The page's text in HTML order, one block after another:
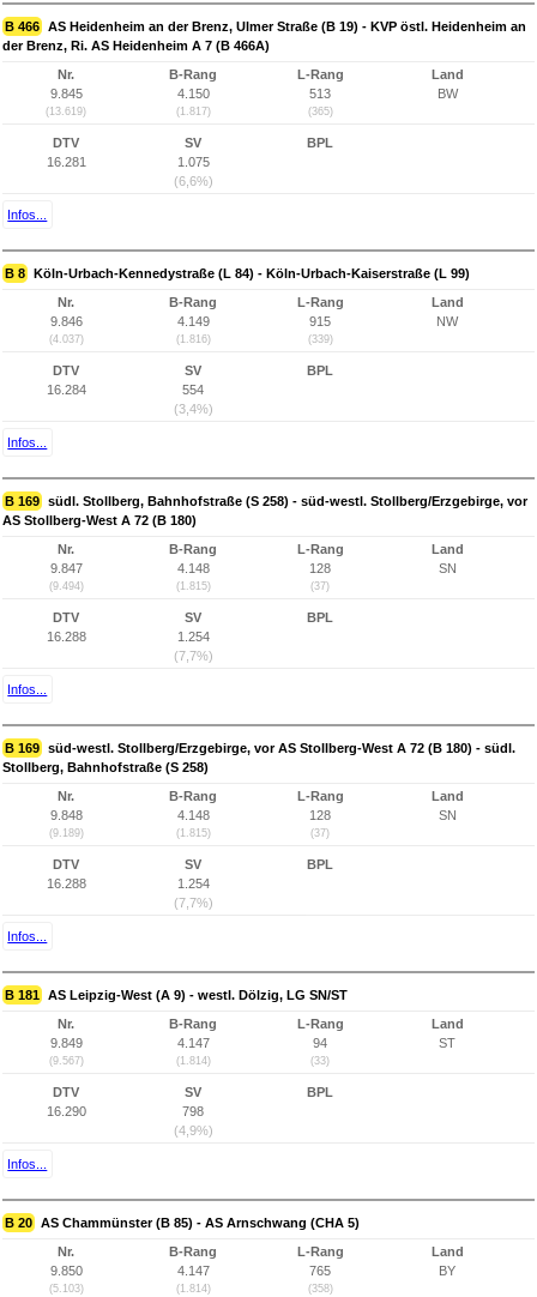
B 466 AS Heidenheim an der Brenz, Ulmer Straße (B 19) - KVP östl. Heidenheim an
der Brenz, Ri. AS Heidenheim A 7 (B 466A)
Nr.
9.845
(13.619)
B-Rang
4.150
(1.817)
L-Rang
513
(365)
Land
BW
DTV
16.281
SV
1.075
(6,6%)
BPL
Infos...
B 8 Köln-Urbach-Kennedystraße (L 84) - Köln-Urbach-Kaiserstraße (L 99)
Nr.
9.846
(4.037)
B-Rang
4.149
(1.816)
L-Rang
915
(339)
Land
NW
DTV
16.284
SV
554
(3,4%)
BPL
Infos...
B 169 südl. Stollberg, Bahnhofstraße (S 258) - süd-westl. Stollberg/Erzgebirge, vor
AS Stollberg-West A 72 (B 180)
Nr.
9.847
(9.494)
B-Rang
4.148
(1.815)
L-Rang
128
(37)
Land
SN
DTV
16.288
SV
1.254
(7,7%)
BPL
Infos...
B 169 süd-westl. Stollberg/Erzgebirge, vor AS Stollberg-West A 72 (B 180) - südl.
Stollberg, Bahnhofstraße (S 258)
Nr.
9.848
(9.189)
B-Rang
4.148
(1.815)
L-Rang
128
(37)
Land
SN
DTV
16.288
SV
1.254
(7,7%)
BPL
Infos...
B 181 AS Leipzig-West (A 9) - westl. Dölzig, LG SN/ST
Nr.
9.849
(9.567)
B-Rang
4.147
(1.814)
L-Rang
94
(33)
Land
ST
DTV
16.290
SV
798
(4,9%)
BPL
Infos...
B 20 AS Chammünster (B 85) - AS Arnschwang (CHA 5)
Nr.
9.850
(5.103)
B-Rang
4.147
(1.814)
L-Rang
765
(358)
Land
BY